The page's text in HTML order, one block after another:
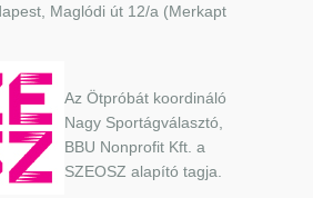
Maglódi út 12/a (Merkapt
Az Ötpróbát koordináló
Nagy Sportágválasztó,
BBU Nonprofit Kft. a
SZEOSZ alapító tagja.